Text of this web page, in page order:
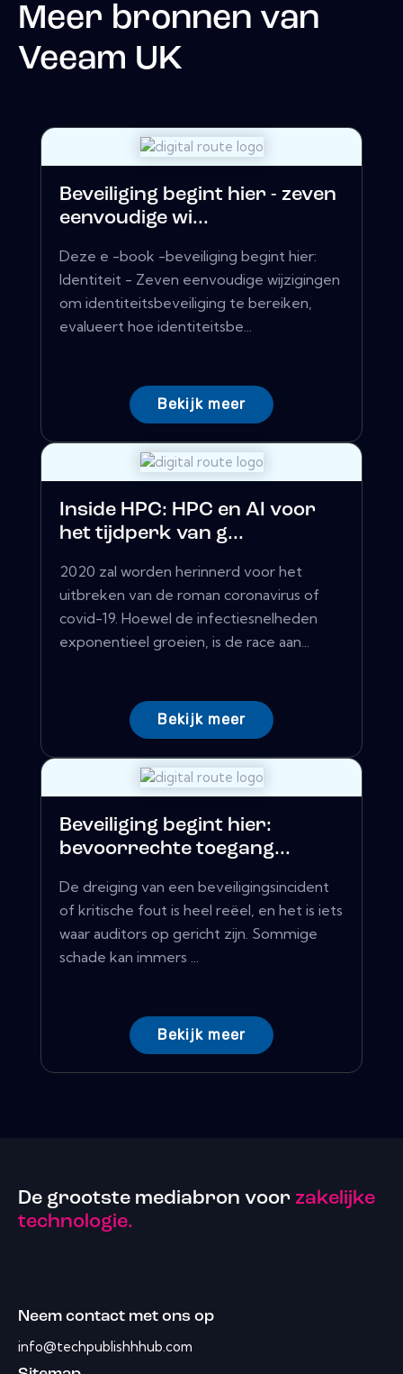
Meer bronnen van
Veeam UK
Beveiliging begint hier - zeven
eenvoudige wi...
Deze e -book -beveiliging begint hier:
Identiteit - Zeven eenvoudige wijzigingen
om identiteitsbeveiliging te bereiken,
evalueert hoe identiteitsbe...
Bekijk meer
Inside HPC: HPC en AI voor
het tijdperk van g...
2020 zal worden herinnerd voor het
uitbreken van de roman coronavirus of
covid-19. Hoewel de infectiesnelheden
exponentieel groeien, is de race aan...
Bekijk meer
Beveiliging begint hier:
bevoorrechte toegang...
De dreiging van een beveiligingsincident
of kritische fout is heel reëel, en het is iets
waar auditors op gericht zijn. Sommige
schade kan immers ...
Bekijk meer
De grootste mediabron voor zakelijke
technologie.
Neem contact met ons op
info@techpublishhhub.com